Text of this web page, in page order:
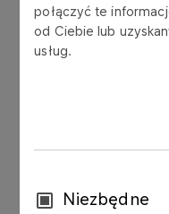
połączyć te
od Ciebie lub
usług.
WybórNiezbędne
Materiał został
wprowadzonym
Nadzwyczajnego